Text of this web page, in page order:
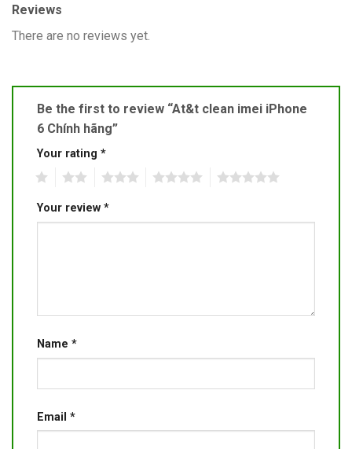
Reviews
There are no reviews yet.
Be the first to review “At&t clean imei iPhone
6 Chính hãng”
Your rating *
Your review *
Name *
Email *